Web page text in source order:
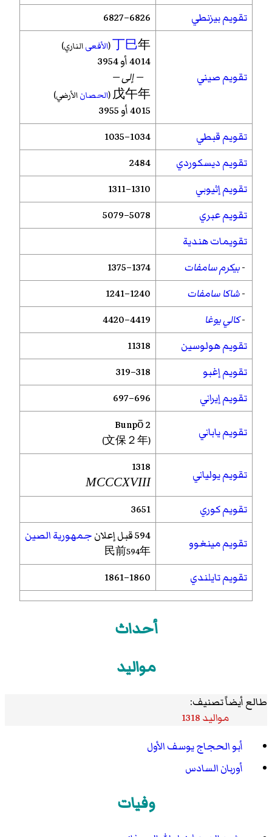
تقويم بيزنطي 6826–6827
تقويم صيني
丁巳年
(الأفعىالناري)
4014 أو 3954
— إلى —
戊午年
(الحصانالأرضي)
4015 أو 3955
تقويم قبطي
1034–1035
تقويم ديسكوردي
2484
تقويم إثيوبي
1310–1311
تقويم عبري
5078–5079
تقويمات هندية
-بيكرم سامفات
1374–1375
-شاكا سامفات
1240–1241
-كالي يوغا
4419–4420
تقويم هولوسين
11318
تقويم إغبو
318–319
تقويم إيراني
696–697
تقويم ياباني Bunpō2
(文保２年)
تقويم يولياني 1318
MCCCXVIII
تقويم كوري 3651
تقويم مينغوو 594 قبل إعلان جمهورية الصين
民前594年
تقويم تايلندي 1860–1861
أحداث
مواليد
طالع أيضاً تصنيف:
مواليد 1318
أبو الحجاج يوسف الأول
أوربان السادس
وفيات